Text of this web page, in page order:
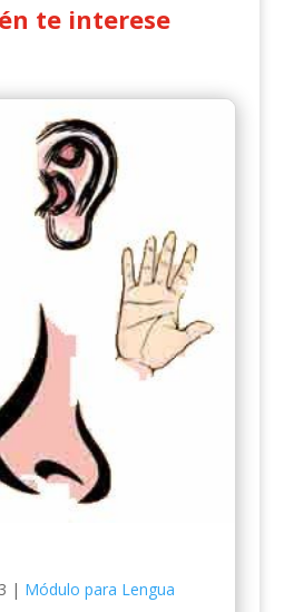
te interese
| Módulo para Lengua